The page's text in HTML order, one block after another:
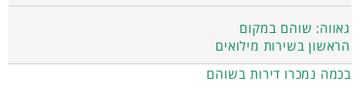
גאווה: שוהם במקום
הראשון בשירות מילואים
בכמה נמכרו דירות בשוהם